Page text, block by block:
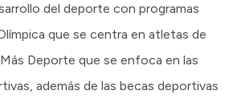
del deporte con programas
que se centra en atletas de
Deporte que se enfoca en las
además de las becas deportivas